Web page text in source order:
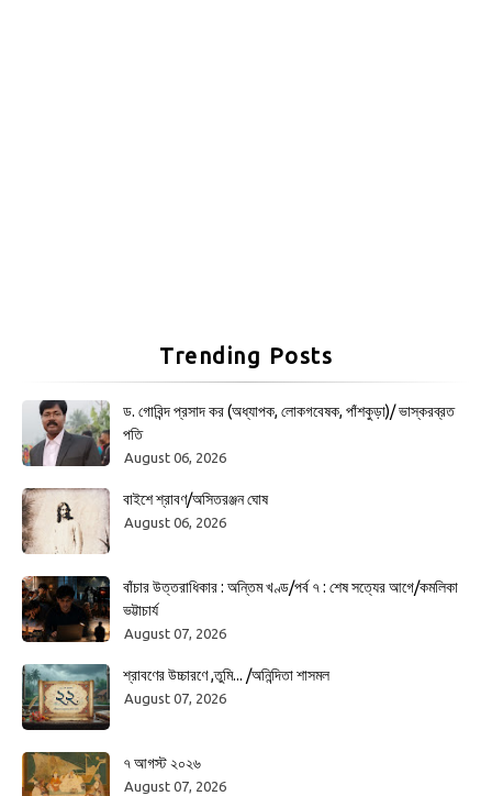
Trending Posts
ড. গোবিন্দ প্রসাদ কর (অধ্যাপক, লোকগবেষক, পাঁশকুড়া)/ ভাস্করব্রত
পতি
August 06, 2026
বাইশে শ্রাবণ/অসিতরঞ্জন ঘোষ
August 06, 2026
বাঁচার উত্তরাধিকার : অন্তিম খণ্ড/পর্ব ৭ : শেষ সত্যের আগে/কমলিকা
ভট্টাচার্য
August 07, 2026
শ্রাবণের উচ্চারণে ,তুমি... /অনিন্দিতা শাসমল
August 07, 2026
৭ আগস্ট ২০২৬
August 07, 2026